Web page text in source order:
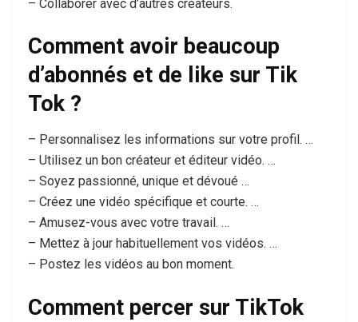
– Collaborer avec d’autres créateurs.
Comment avoir beaucoup
d’abonnés et de like sur Tik
Tok ?
– Personnalisez les informations sur votre profil. …
– Utilisez un bon créateur et éditeur vidéo. …
– Soyez passionné, unique et dévoué …
– Créez une vidéo spécifique et courte. …
– Amusez-vous avec votre travail. …
– Mettez à jour habituellement vos vidéos. …
– Postez les vidéos au bon moment.
Comment percer sur TikTok